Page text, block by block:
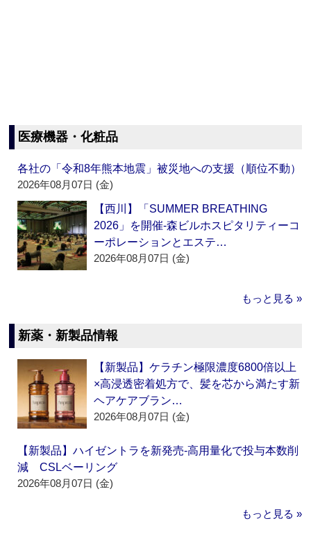
医療機器・化粧品
各社の「令和8年熊本地震」被災地への支援（順位不動）
2026年08月07日 (金)
【西川】「SUMMER BREATHING
2026」を開催‐森ビルホスピタリティーコ
ーポレーションとエステ…
2026年08月07日 (金)
もっと見る »
新薬・新製品情報
【新製品】ケラチン極限濃度6800倍以上
×高浸透密着処方で、髪を芯から満たす新
ヘアケアブラン…
2026年08月07日 (金)
【新製品】ハイゼントラを新発売‐高用量化で投与本数削
減 CSLベーリング
2026年08月07日 (金)
もっと見る »